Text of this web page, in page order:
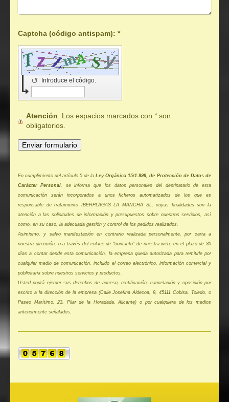
Captcha (código antispam): *
Introduce el código.
↺
Atención : Los espacios marcados con *son
obligatorios.
En cumplimiento del artículo 5 de la Ley Orgánica 15/1.999, de Protección de Datos de
Carácter Personal , se informa que los datos personales del destinatario de esta
comunicación serán incorporados a unos ficheros automatizados de los que es
responsable de tratamiento IBERPLAGAS LA MANCHA SL, cuyas finalidades son la
atención a las solicitudes de información y presupuestos sobre nuestros servicios, así
como, en su caso, la adecuada gestión y control de los pedidos realizados.
Asimismo, y salvo manifestación en contrario realizada personalmente, por carta a
nuestra dirección, o a través del enlace de “contacto” de nuestra web, en el plazo de 30
días a contar desde esta comunicación, la empresa queda autorizada para remitirle por
cualquier medio de comunicación, incluido el correo electrónico, información comercial y
publicitaria sobre nuestros servicios y productos.
Usted podrá ejercer sus derechos de acceso, rectificación, cancelación y oposición por
escrito a la dirección de la empresa (Calle Josefina Aldecoa, 9, 45111 Cobisa, Toledo, o
Paseo Marítimo, 23, Pilar de la Horadada, Alicante) o por cualquiera de los medios
anteriormente señalados.